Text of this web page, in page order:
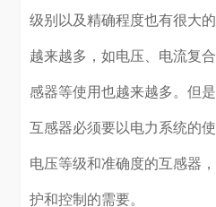
级别以及精确程度也有很大
越来越多，如电压、电流复
感器等使用也越来越多。但
互感器必须要以电力系统的
电压等级和准确度的互感器
护和控制的需要。